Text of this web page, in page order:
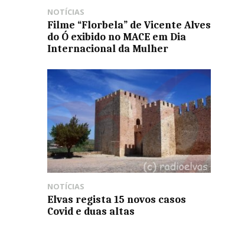
NOTÍCIAS
Filme “Florbela” de Vicente Alves
do Ó exibido no MACE em Dia
Internacional da Mulher
NOTÍCIAS
Elvas regista 15 novos casos
Covid e duas altas